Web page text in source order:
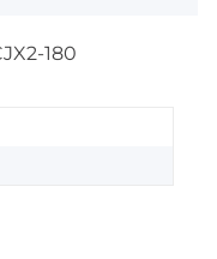
180